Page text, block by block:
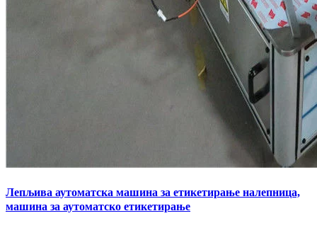
Лепљива аутоматска машина за етикетирање налепница,
машина за аутоматско етикетирање